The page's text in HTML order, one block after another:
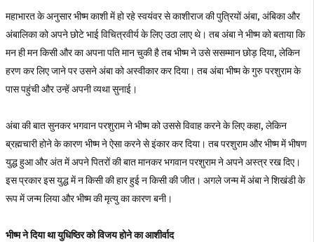
महाभारत के अनुसार भीष्म काशी में हो रहे स्वयंवर से काशीराज की पुत्रियों अंबा, अंबिका और
अंबालिका को अपने छोटे भाई विचित्रवीर्य के लिए उठा लाए थे। तब अंबा ने भीष्म को बताया कि
मन ही मन किसी और का अपना पति मान चुकी है तब भीष्म ने उसे ससम्मान छोड़ दिया, लेकिन
हरण कर लिए जाने पर उसने अंबा को अस्वीकार कर दिया। तब अंबा भीष्म के गुरु परशुराम के
पास पहुंची और उन्हें अपनी व्यथा सुनाई।
अंबा की बात सुनकर भगवान परशुराम ने भीष्म को उससे विवाह करने के लिए कहा, लेकिन
ब्रह्मचारी होने के कारण भीष्म ने ऐसा करने से इंकार कर दिया। तब परशुराम और भीष्म में भीषण
युद्ध हुआ और अंत में अपने पितरों की बात मानकर भगवान परशुराम ने अपने अस्त्र रख दिए।
इस प्रकार इस युद्ध में न किसी की हार हुई न किसी की जीत। अगले जन्म में अंबा ने शिखंडी के
रूप में जन्म लिया और भीष्म की मृत्यु का कारण बनी।
भीष्म ने दिया था युधिष्ठिर को विजय होने का आशीर्वाद